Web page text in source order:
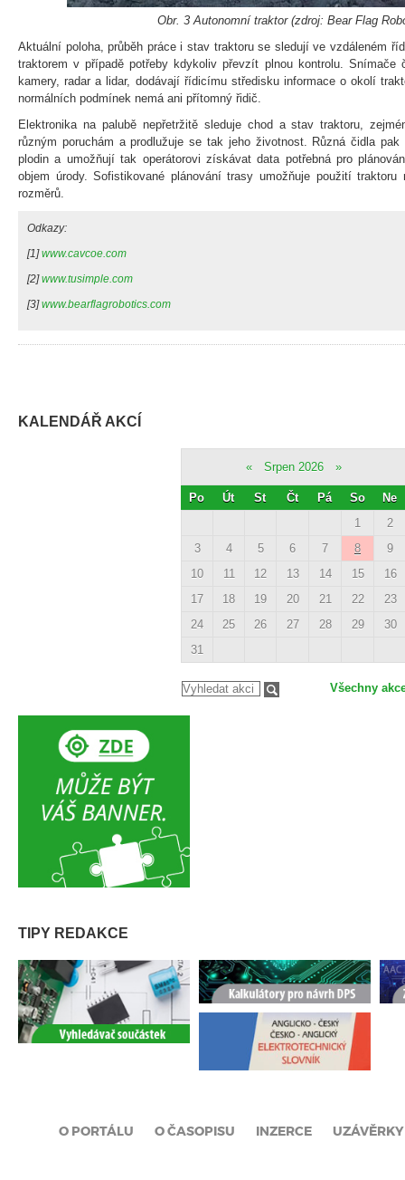
Obr. 3 Autonomní traktor (zdroj: Bear Flag
Aktuální poloha, průběh práce i stav traktoru se sledují ve vzdáleném
traktorem v případě potřeby kdykoliv převzít plnou kontrolu. Snímače
kamery, radar a lidar, dodávají řídicímu středisku informace o okolí
normálních podmínek nemá ani přítomný řidič.
Elektronika na palubě nepřetržitě sleduje chod a stav traktoru,
různým poruchám a prodlužuje se tak jeho životnost. Různá čidla
plodin a umožňují tak operátorovi získávat data potřebná pro
objem úrody. Sofistikované plánování trasy umožňuje použití
rozměrů.
Odkazy:
[1]www.cavcoe.com
[2]www.tusimple.com
[3]www.bearflagrobotics.com
KALENDÁŘ AKCÍ
« Srpen 2026 »
Po Út St Čt Pá So
Ne
1
2
3
4 5 6 7 8
9
10
11 12 13 14 15
16
17
18 19 20 21 22
23
24
25 26 27 28 29
30
31
Všechny
TIPY REDAKCE
O PORTÁLU O ČASOPISU INZERCE UZÁVĚRKY